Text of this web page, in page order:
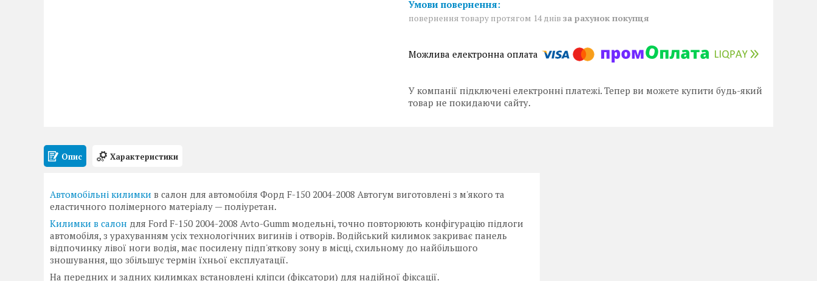
повернення товару протягом 14 днів за рахунок покупця
У компанії підключені електронні платежі. Тепер ви можете купити будь-який
товар не покидаючи сайту.
Опис Характеристики
Автомобільні килимки в салон для автомобіля Форд F-150 2004-2008 Автогум виготовлені з м'якого та
еластичного полімерного матеріалу — поліуретан.
Килимки в салон для Ford F-150 2004-2008 Avto-Gumm модельні, точно повторюють конфігурацію підлоги
автомобіля, з урахуванням усіх технологічних вигинів і отворів. Водійський килимок закриває панель
відпочинку лівої ноги водія, має посилену підп'яткову зону в місці, схильному до найбільшого
зношування, що збільшує термін їхньої експлуатації.
На передних и задних килимках встановлені кліпси (фіксатори) для надійної фіксації.